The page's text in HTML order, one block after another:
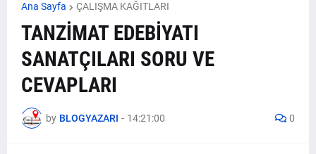
Ana Sayfa ÇALIŞMA KAĞITLARI
TANZİMAT EDEBİYATI
SANATÇILARI SORU VE
CEVAPLARI
by BLOGYAZARI - 14:21:00 0